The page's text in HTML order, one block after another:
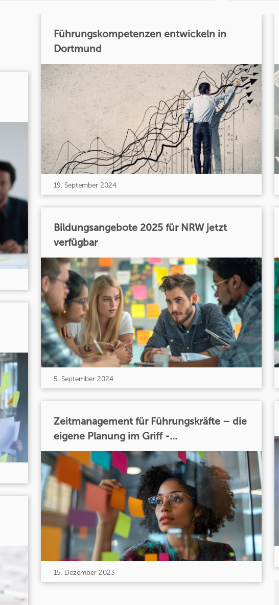
Führungskompetenzen entwickeln in
Dortmund
19. September 2024
Bildungsangebote 2025 für NRW jetzt
verfügbar
5. September 2024
Zeitmanagement für Führungskräfte – die
eigene Planung im Griff -...
15. Dezember 2023